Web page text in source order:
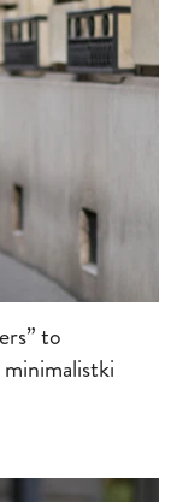
to